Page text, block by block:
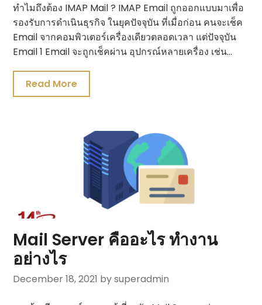
ทำไมถึงต้อง IMAP Mail ? IMAP Email ถูกออกแบบมาเพื่อ
รองรับการดำเนินธุรกิจ ในยุคปัจจุบัน ที่เมื่อก่อน คนจะเช็ค
Email จากคอมพิวเตอร์เครื่องเดียวตลอดเวลา แต่ปัจจุบัน
Email 1 Email จะถูกเช็คผ่าน อุปกรณ์หลายเครื่อง เช่น…
Read More
Mail Server คืออะไร ทำงาน
อย่างไร
December 18, 2021 by superadmin